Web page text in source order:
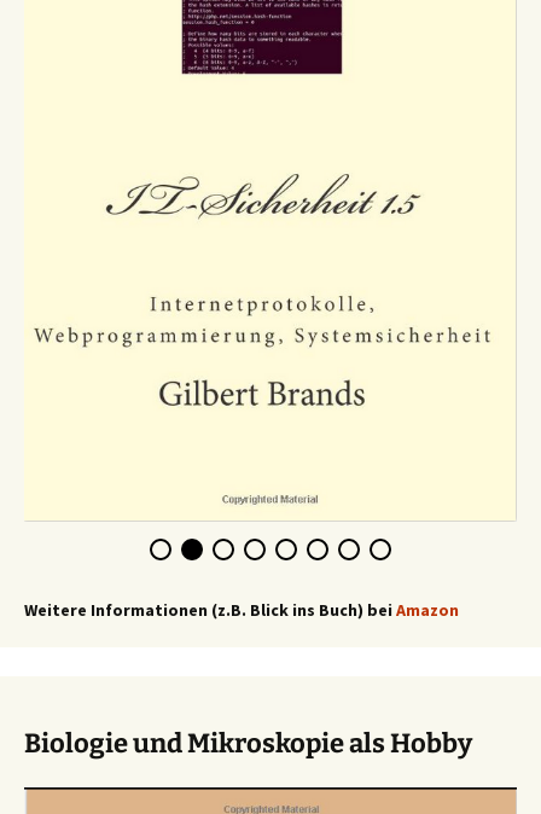
Weitere Informationen (z.B. Blick ins Buch) bei Amazon
Biologie und Mikroskopie als Hobby